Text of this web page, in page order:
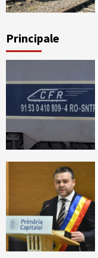
Principale